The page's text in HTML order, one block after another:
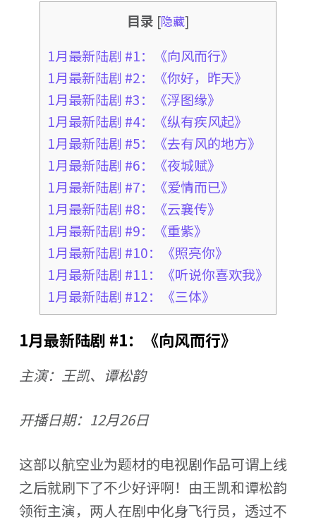
目录 [隐藏]
1月最新陆剧 #1：《向风而行》
1月最新陆剧 #2：《你好，昨天》
1月最新陆剧 #3：《浮图缘》
1月最新陆剧 #4：《纵有疾风起》
1月最新陆剧 #5：《去有风的地方》
1月最新陆剧 #6：《夜城赋》
1月最新陆剧 #7：《爱情而已》
1月最新陆剧 #8：《云襄传》
1月最新陆剧 #9：《重紫》
1月最新陆剧 #10：《照亮你》
1月最新陆剧 #11：《听说你喜欢我》
1月最新陆剧 #12：《三体》
1月最新陆剧 #1：《向风而行》
主演：王凯、谭松韵
开播日期：12月26日
这部以航空业为题材的电视剧作品可谓上线
之后就刷下了不少好评啊！由王凯和谭松韵
领衔主演，两人在剧中化身飞行员，透过不